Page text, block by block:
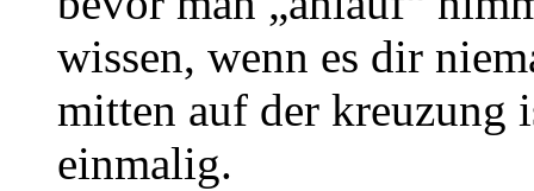
wissen, wenn es dir
mitten auf der kreuzung
einmalig.